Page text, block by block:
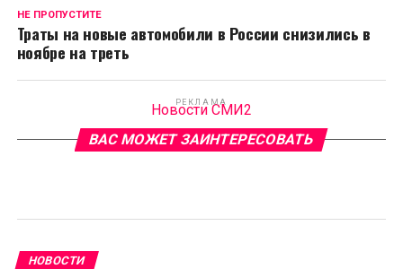
НЕ ПРОПУСТИТЕ
Траты на новые автомобили в России снизились в
ноябре на треть
РЕКЛАМА
Новости СМИ2
ВАС МОЖЕТ ЗАИНТЕРЕСОВАТЬ
НОВОСТИ